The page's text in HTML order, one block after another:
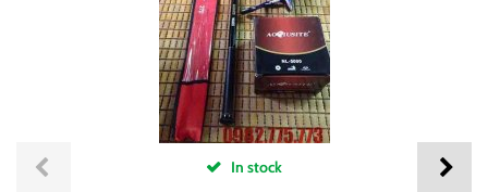
In stock